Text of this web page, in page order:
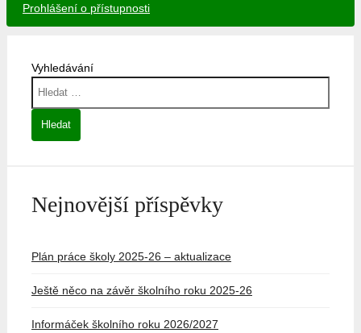
Prohlášení o přístupnosti
Vyhledávání
Nejnovější příspěvky
Plán práce školy 2025-26 – aktualizace
Ještě něco na závěr školního roku 2025-26
Informáček školního roku 2026/2027